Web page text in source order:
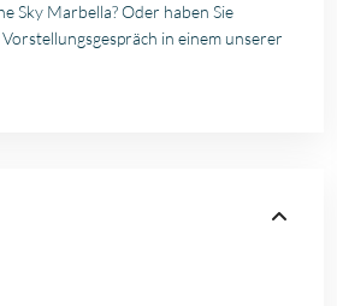
Sky Marbella? Oder haben Sie
in einem unserer